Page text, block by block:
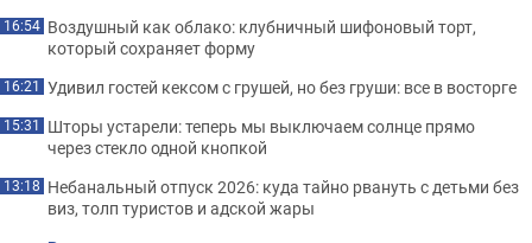
16:54 Воздушный как облако: клубничный шифоновый торт,
который сохраняет форму
16:21 Удивил гостей кексом с грушей, но без груши: все в восторге
15:31 Шторы устарели: теперь мы выключаем солнце прямо
через стекло одной кнопкой
13:18 Небанальный отпуск 2026: куда тайно рвануть с детьми без
виз, толп туристов и адской жары